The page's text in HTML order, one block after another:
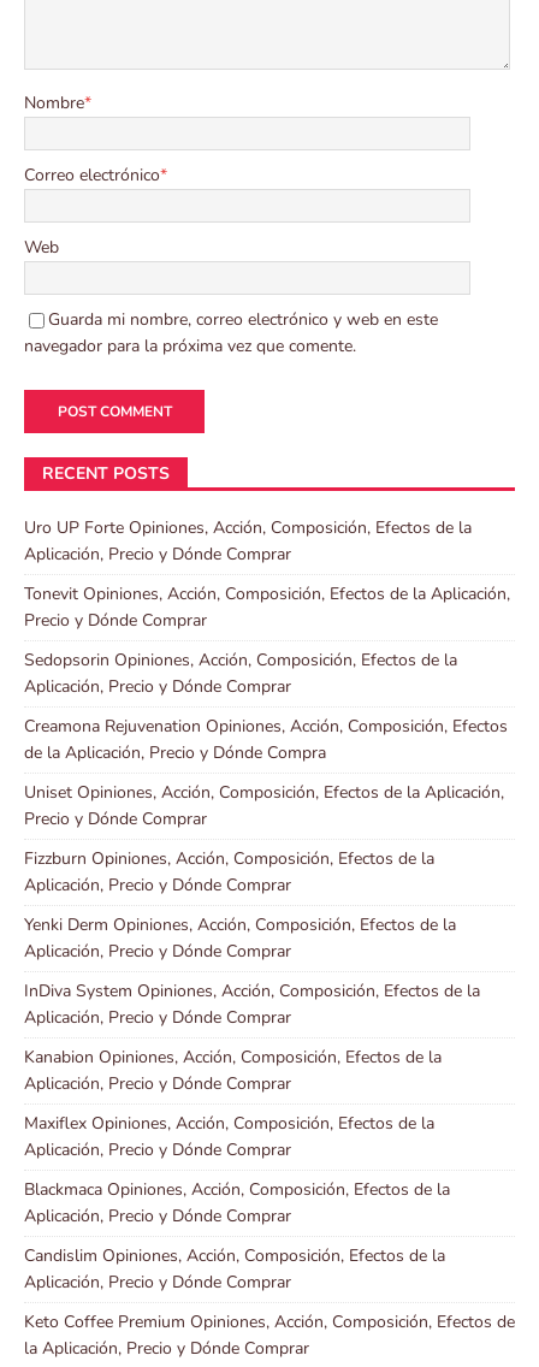
Nombre*
Correo electrónico*
Web
Guarda mi nombre, correo electrónico y web en este
navegador para la próxima vez que comente.
RECENT POSTS
Uro UP Forte Opiniones, Acción, Composición, Efectos de la
Aplicación, Precio y Dónde Comprar
Tonevit Opiniones, Acción, Composición, Efectos de la Aplicación,
Precio y Dónde Comprar
Sedopsorin Opiniones, Acción, Composición, Efectos de la
Aplicación, Precio y Dónde Comprar
Creamona Rejuvenation Opiniones, Acción, Composición, Efectos
de la Aplicación, Precio y Dónde Compra
Uniset Opiniones, Acción, Composición, Efectos de la Aplicación,
Precio y Dónde Comprar
Fizzburn Opiniones, Acción, Composición, Efectos de la
Aplicación, Precio y Dónde Comprar
Yenki Derm Opiniones, Acción, Composición, Efectos de la
Aplicación, Precio y Dónde Comprar
InDiva System Opiniones, Acción, Composición, Efectos de la
Aplicación, Precio y Dónde Comprar
Kanabion Opiniones, Acción, Composición, Efectos de la
Aplicación, Precio y Dónde Comprar
Maxiflex Opiniones, Acción, Composición, Efectos de la
Aplicación, Precio y Dónde Comprar
Blackmaca Opiniones, Acción, Composición, Efectos de la
Aplicación, Precio y Dónde Comprar
Candislim Opiniones, Acción, Composición, Efectos de la
Aplicación, Precio y Dónde Comprar
Keto Coffee Premium Opiniones, Acción, Composición, Efectos de
la Aplicación, Precio y Dónde Comprar